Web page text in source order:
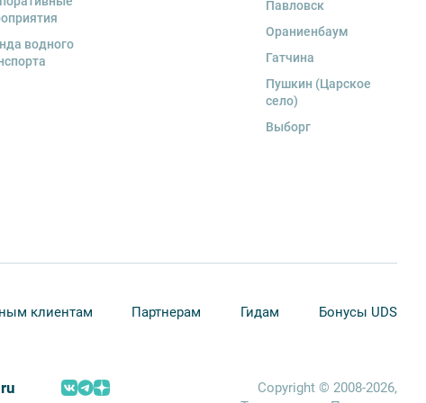
водного
Павловск
Ораниенбаум
Гатчина
Пушкин (Царское
село)
Выборг
клиентам Партнерам Гидам Бонусы UDS
Copyright © 2008-2026,